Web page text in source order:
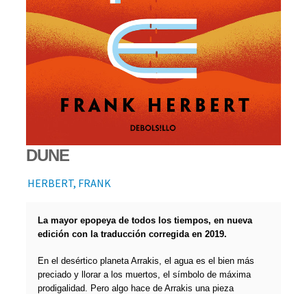
DUNE
HERBERT, FRANK
La mayor epopeya de todos los tiempos, en nueva
edición con la traducción corregida en 2019.
En el desértico planeta Arrakis, el agua es el bien más
preciado y llorar a los muertos, el símbolo de máxima
prodigalidad. Pero algo hace de Arrakis una pieza